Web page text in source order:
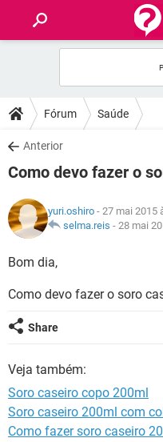
FORUMS
SAÚDE
NUTRIÇÃO
BEM-ESTAR
Fórum Saúde
Anterior
Como devo fazer o
yuri.oshiro - 27 mai 2015
selma.reis - 28 mai
Bom dia,
Como devo fazer o soro
Share
Veja também:
Soro caseiro copo 200ml
Soro caseiro 200ml com
Como fazer soro caseiro